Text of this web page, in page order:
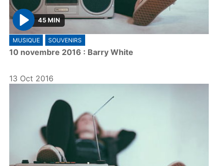
P
l
a
45 MIN
MUSIQUE SOUVENIRS
10 novembre 2016 : Barry White
13 Oct 2016